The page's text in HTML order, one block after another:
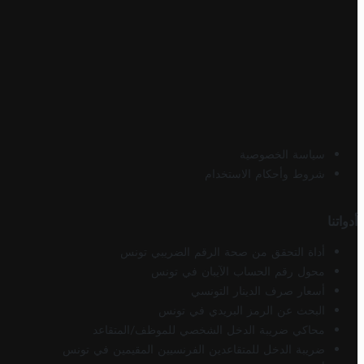
سياسة الخصوصية
شروط وأحكام الاستخدام
أدواتنا
أداة التحقق من صحة الرقم الضريبي تونس
محول رقم الحساب الآيبان في تونس
أسعار صرف الدينار التونسي
البحث عن الرمز البريدي في تونس
محاكي ضريبة الدخل الشخصي للموظف/المتقاعد
ضريبة الدخل للمتقاعدين الفرنسيين المقيمين في تونس